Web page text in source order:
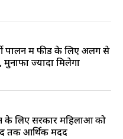
पालन में फीड के लिए अलग से
ज्यादा मिलेगा
के लिए सरकार महिलाओं को
तक आर्थिक मदद